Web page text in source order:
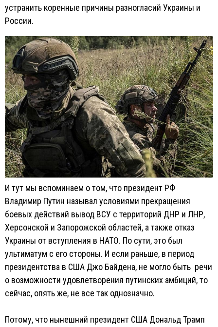
устранить коренные причины разногласий Украины и
России.
И тут мы вспоминаем о том, что президент РФ
Владимир Путин называл условиями прекращения
боевых действий вывод ВСУ с территорий ДНР и ЛНР,
Херсонской и Запорожской областей, а также отказ
Украины от вступления в НАТО. По сути, это был
ультиматум с его стороны. И если раньше, в период
президентства в США Джо Байдена, не могло быть речи
о возможности удовлетворения путинских амбиций, то
сейчас, опять же, не все так однозначно.
Потому, что нынешний президент США Дональд Трамп